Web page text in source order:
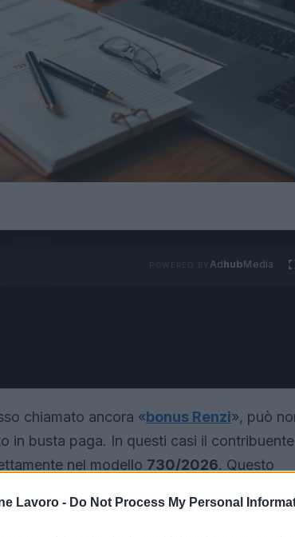
Lavoro - Do Not Process My Personal
AdhubMedia
chiamato ancora «bonus Renzi», può
in busta paga. In questi casi il
nel modello 730/2026. Questo
versamento e inserire correttamente il